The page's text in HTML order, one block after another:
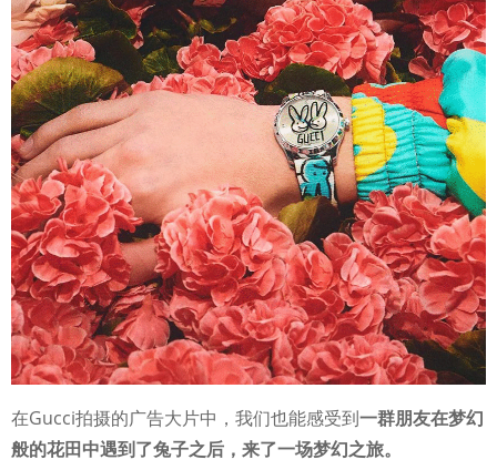
在Gucci拍摄的广告大片中，我们也能感受到一群朋友在梦幻
般的花田中遇到了兔子之后，来了一场梦幻之旅。